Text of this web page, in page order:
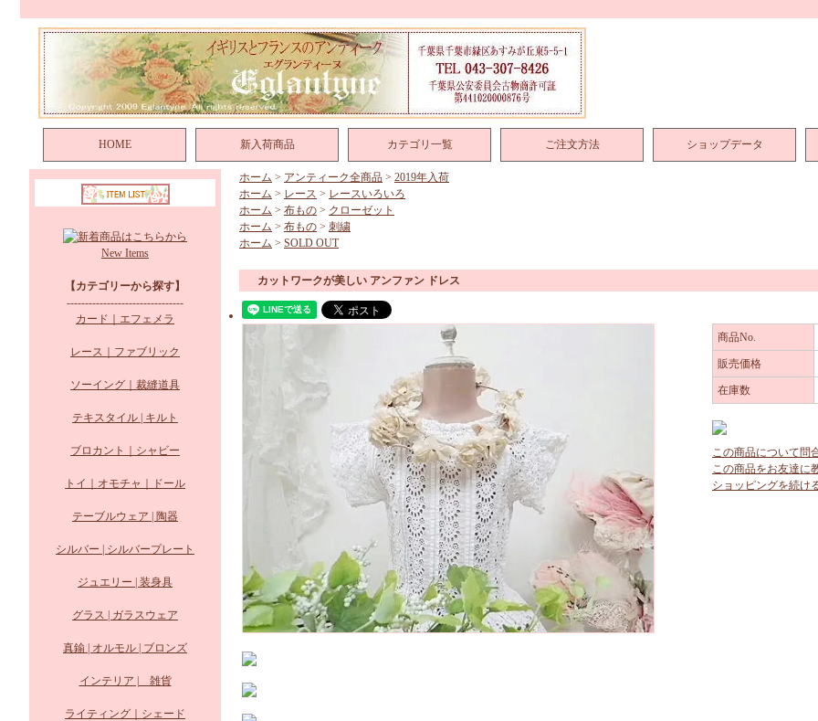
HOME 新入荷商品 カテゴリ一覧 ご注文方法 ショップデータ
New Items
【カテゴリーから探す】
--------------------------------
カード｜エフェメラ
レース｜ファブリック
ソーイング｜裁縫道具
テキスタイル | キルト
ブロカント｜シャビー
トイ｜オモチャ｜ドール
テーブルウェア | 陶器
シルバー | シルバープレート
ジュエリー | 装身具
グラス | ガラスウェア
真鍮 | オルモル | ブロンズ
インテリア | 雑貨
ライティング｜シェード
ホーム > アンティーク全商品 > 2019年入荷
ホーム > レース > レースいろいろ
ホーム > 布もの > クローゼット
ホーム > 布もの > 刺繍
ホーム > SOLD OUT
カットワークが美しい アンファン ドレス
商品No.
販売価格
在庫数
この商品について問
この商品をお友達に
ショッピングを続け